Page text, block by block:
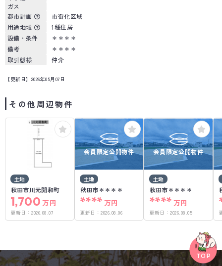
ガス
都市計画
市街化区域
用途地域
1種住居
設備・条件
＊＊＊＊
備考
＊＊＊＊
取引態様
仲介
【更新日】2026年05月07日
その他周辺物件
土地
秋田市川元開和町
1,700 万円
更新日： 2026.08.07
会員限定公開物件
土地
秋田市＊＊＊＊
**** 万円
更新日： 2026.08.06
会員限定公開物件
土地
秋田市＊＊＊＊
**** 万円
更新日： 2026.08.05